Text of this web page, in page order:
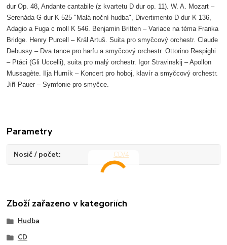
dur Op. 48, Andante cantabile (z kvartetu D dur op. 11). W. A. Mozart –
Serenáda G dur K 525 "Malá noční hudba", Divertimento D dur K 136,
Adagio a Fuga c moll K 546. Benjamin Britten – Variace na téma Franka
Bridge. Henry Purcell – Král Artuš. Suita pro smyčcový orchestr. Claude
Debussy – Dva tance pro harfu a smyčcový orchestr. Ottorino Respighi
– Ptáci (Gli Uccelli), suita pro malý orchestr. Igor Stravinskij – Apollon
Mussagète. Ilja Hurník – Koncert pro hoboj, klavír a smyčcový orchestr.
Jiří Pauer – Symfonie pro smyčce.
Parametry
Nosič / počet CD/4
Zboží zařazeno v kategoriích
Hudba
CD